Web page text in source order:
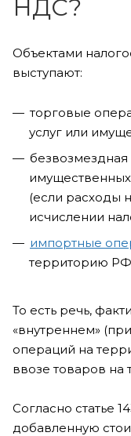
НДС?
Объектами
выступают:
торговые
услуг или
безвозмездная
(если расходы
исчислении
импортные
территорию РФ
То есть речь,
«внутреннем»
операций на
ввозе товаров
Согласно статье
добавленную